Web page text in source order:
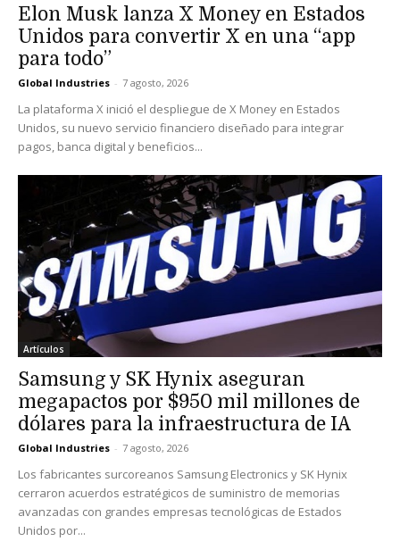
Elon Musk lanza X Money en Estados
Unidos para convertir X en una “app
para todo”
Global Industries - 7 agosto, 2026
La plataforma X inició el despliegue de X Money en Estados
Unidos, su nuevo servicio financiero diseñado para integrar
pagos, banca digital y beneficios...
Artículos
Samsung y SK Hynix aseguran
megapactos por $950 mil millones de
dólares para la infraestructura de IA
Global Industries - 7 agosto, 2026
Los fabricantes surcoreanos Samsung Electronics y SK Hynix
cerraron acuerdos estratégicos de suministro de memorias
avanzadas con grandes empresas tecnológicas de Estados
Unidos por...